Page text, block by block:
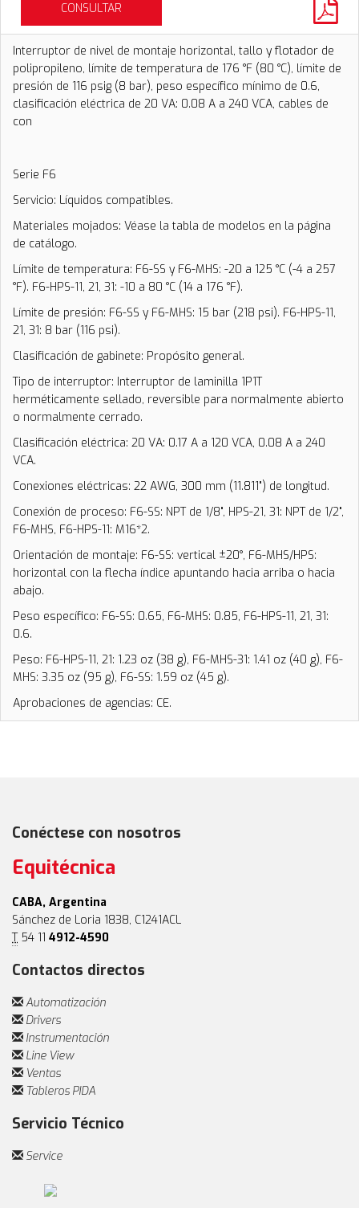
CONSULTAR
Interruptor de nivel de montaje horizontal, tallo y flotador de
polipropileno, límite de temperatura de 176 °F (80 °C), límite de
presión de 116 psig (8 bar), peso específico mínimo de 0.6,
clasificación eléctrica de 20 VA: 0.08 A a 240 VCA, cables de
con
Serie F6
Servicio: Líquidos compatibles.
Materiales mojados: Véase la tabla de modelos en la página
de catálogo.
Límite de temperatura: F6-SS y F6-MHS: -20 a 125 °C (-4 a 257
°F). F6-HPS-11, 21, 31: -10 a 80 °C (14 a 176 °F).
Límite de presión: F6-SS y F6-MHS: 15 bar (218 psi). F6-HPS-11,
21, 31: 8 bar (116 psi).
Clasificación de gabinete: Propósito general.
Tipo de interruptor: Interruptor de laminilla 1P1T
herméticamente sellado, reversible para normalmente abierto
o normalmente cerrado.
Clasificación eléctrica: 20 VA: 0.17 A a 120 VCA, 0.08 A a 240
VCA.
Conexiones eléctricas: 22 AWG, 300 mm (11.811") de longitud.
Conexión de proceso: F6-SS: NPT de 1/8", HPS-21, 31: NPT de 1/2",
F6-MHS, F6-HPS-11: M16*2.
Orientación de montaje: F6-SS: vertical ±20°, F6-MHS/HPS:
horizontal con la flecha índice apuntando hacia arriba o hacia
abajo.
Peso específico: F6-SS: 0.65, F6-MHS: 0.85, F6-HPS-11, 21, 31:
0.6.
Peso: F6-HPS-11, 21: 1.23 oz (38 g), F6-MHS-31: 1.41 oz (40 g), F6-
MHS: 3.35 oz (95 g), F6-SS: 1.59 oz (45 g).
Aprobaciones de agencias: CE.
Conéctese con nosotros
Equitécnica
CABA, Argentina
Sánchez de Loria 1838, C1241ACL
T54 11 4912-4590
Contactos directos
Automatización
Drivers
Instrumentación
Line View
Ventas
Tableros PIDA
Servicio Técnico
Service